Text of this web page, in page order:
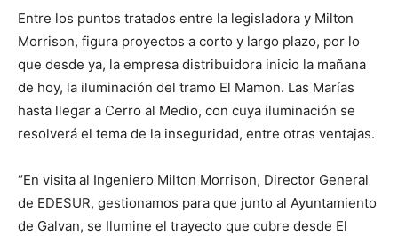
Entre los puntos tratados entre la legisladora y Milton
Morrison, figura proyectos a corto y largo plazo, por lo
que desde ya, la empresa distribuidora inicio la mañana
de hoy, la iluminación del tramo El Mamon. Las Marías
hasta llegar a Cerro al Medio, con cuya iluminación se
resolverá el tema de la inseguridad, entre otras ventajas.
“En visita al Ingeniero Milton Morrison, Director General
de EDESUR, gestionamos para que junto al Ayuntamiento
de Galvan, se Ilumine el trayecto que cubre desde El